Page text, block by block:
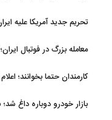
تحریم جدید آمریکا علیه
معامله بزرگ در فوتبال
کارمندان حتما بخوانند؛
بازار خودرو دوباره داغ